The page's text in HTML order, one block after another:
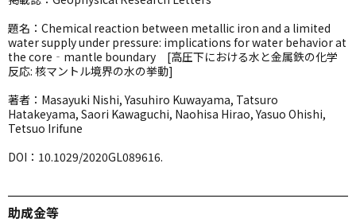
題名：Chemical reaction between metallic iron and a limited
water supply under pressure: implications for water behavior at
the core‐mantle boundary [高圧下における水と金属鉄の化学
反応: 核マントル境界の水の挙動]
著者：Masayuki Nishi, Yasuhiro Kuwayama, Tatsuro
Hatakeyama, Saori Kawaguchi, Naohisa Hirao, Yasuo Ohishi,
Tetsuo Irifune
DOI：10.1029/2020GL089616.
助成金等